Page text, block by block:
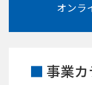
オンラ
事業